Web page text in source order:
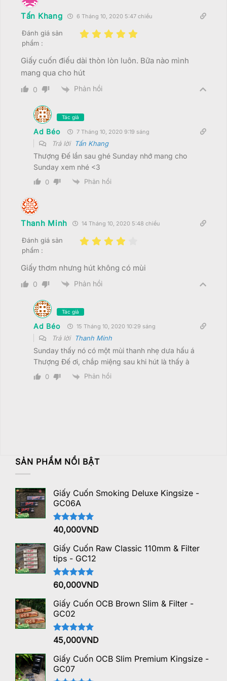
SẢN PHẨM NỔI BẬT
Giấy Cuốn Smoking Deluxe Kingsize -
GC06A
Được xếp
hạng
5 sao
40,000VND
Giấy Cuốn Raw Classic 110mm & Filter
tips - GC12
Được xếp
hạng
5 sao
60,000VND
Giấy Cuốn OCB Brown Slim & Filter -
GC02
Được xếp
hạng
5 sao
45,000VND
Giấy Cuốn OCB Slim Premium Kingsize -
GC07
Tấn Khang 6 Tháng 10, 2020 5:47 chiều
Đánh giá sản
phẩm :
Giấy cuốn điếu dài thòn lòn luôn. Bữa nào mình
mang qua cho hút
0 Phản hồi
Tác giả
Ad Béo 7 Tháng 10, 2020 9:19 sáng
Trả lời Tấn Khang
Thượng Đế lần sau ghé Sunday nhớ mang cho
Sunday xem nhé <3
0 Phản hồi
Thanh Minh 14 Tháng 10, 2020 5:48 chiều
Đánh giá sản
phẩm :
Giấy thơm nhưng hút không có mùi
0 Phản hồi
Tác giả
Ad Béo 15 Tháng 10, 2020 10:29 sáng
Trả lời Thanh Minh
Sunday thấy nó có một mùi thanh nhẹ dưa hấu á
Thượng Đế ơi, chắp miệng sau khi hút là thấy à
0 Phản hồi